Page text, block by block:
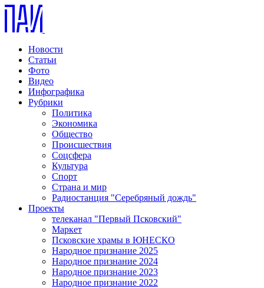
Новости
Статьи
Фото
Видео
Инфографика
Рубрики
Политика
Экономика
Общество
Происшествия
Соцсфера
Культура
Спорт
Страна и мир
Радиостанция "Серебряный дождь"
Проекты
телеканал "Первый Псковский"
Маркет
Псковские храмы в ЮНЕСКО
Народное признание 2025
Народное признание 2024
Народное признание 2023
Народное признание 2022